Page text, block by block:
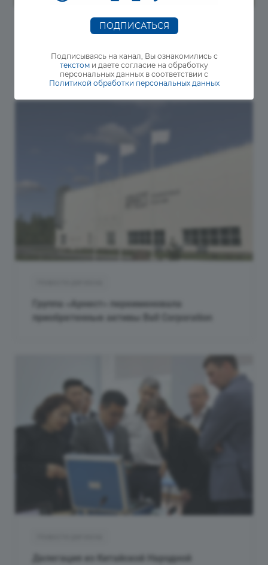
Новости региона
особых экономических зон России
Группа «Арнест» переименовала
приобретенные активы Ball Corporation
Делегация из Китайской Народной
ПОДПИСАТЬСЯ
Подписываясь на канал, Вы ознакомились с
текстом и даете согласие на обработку
персональных данных в соответствии с
Политикой обработки персональных данных